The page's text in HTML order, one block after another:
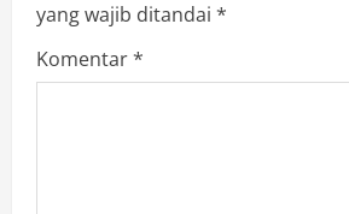
yang wajib ditandai *
Komentar*